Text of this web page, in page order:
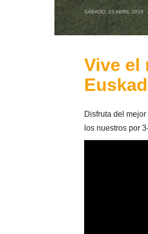
SÁBADO, 23 ABRIL 2016
Vive el
Disfruta del
los nuestros por